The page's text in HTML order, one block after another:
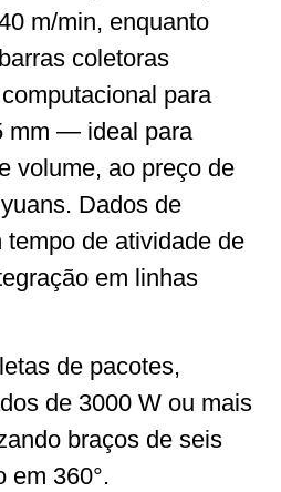
m/min, enquanto
coletoras
para
mm — ideal para
volume, ao preço de
Dados de
tempo de atividade de
em linhas
de pacotes,
de 3000 W ou mais
braços de seis
em 360°.